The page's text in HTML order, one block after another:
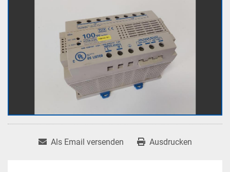
Als Email versenden Ausdrucken